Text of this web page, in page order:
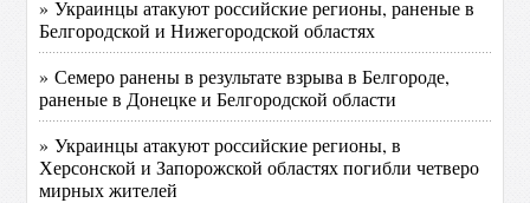
» Украинцы атакуют российские регионы, раненые в
Белгородской и Нижегородской областях
» Семеро ранены в результате взрыва в Белгороде,
раненые в Донецке и Белгородской области
» Украинцы атакуют российские регионы, в
Херсонской и Запорожской областях погибли четверо
мирных жителей